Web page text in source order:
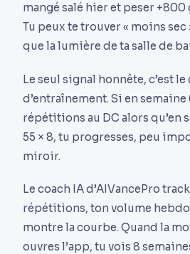
mangé salé hier et peser +800
Tu peux te trouver « moins
que la lumière de ta salle de
Le seul signal honnête, c’est le
d’entraînement. Si en semaine
répétitions au DC alors qu’en
55 × 8, tu progresses, peu
miroir.
Le coach IA d’AIVancePro
répétitions, ton volume
montre la courbe. Quand la
ouvres l’app, tu vois 8